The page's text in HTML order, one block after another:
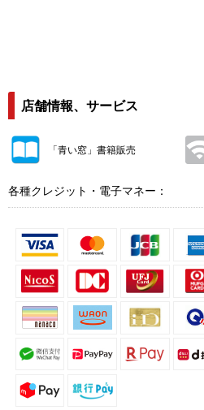
店舗情報、サービス
「青い窓」書籍販売
各種クレジット・電子マネー：